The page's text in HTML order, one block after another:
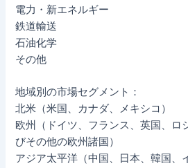
電力・新エネルギー
鉄道輸送
石油化学
その他
地域別の市場セグメント：
北米（米国、カナダ、メキシコ）
欧州（ドイツ、フランス、英国、ロ
びその他の欧州諸国）
アジア太平洋（中国、日本、韓国、